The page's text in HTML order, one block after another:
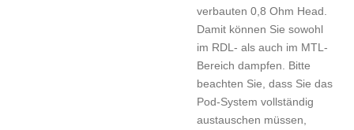
verbauten 0,8 Ohm Head.
Damit können Sie sowohl
im RDL- als auch im MTL-
Bereich dampfen. Bitte
beachten Sie, dass Sie das
Pod-System vollständig
austauschen müssen,